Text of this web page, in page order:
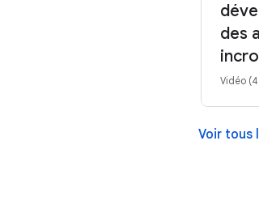
des
Vidéo
Voir tous